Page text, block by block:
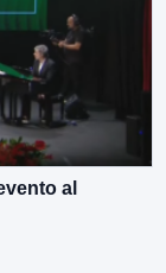
al